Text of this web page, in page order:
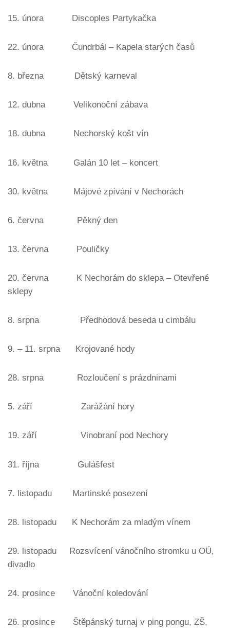
15. února Discoples Partykačka
22. února Čundrbál – Kapela starých časů
8. března Dětský karneval
12. dubna Velikonoční zábava
18. dubna Nechorský košt vín
16. května Galán 10 let – koncert
30. května Májové zpívání v Nechorách
6. června Pěkný den
13. června Pouličky
20. června K Nechorám do sklepa – Otevřené
sklepy
8. srpna Předhodová beseda u cimbálu
9. – 11. srpna Krojované hody
28. srpna Rozloučení s prázdninami
5. září Zarážání hory
19. září Vinobraní pod Nechory
31. října Gulášfest
7. listopadu Martinské posezení
28. listopadu K Nechorám za mladým vínem
29. listopadu Rozsvícení vánočního stromku u OÚ,
divadlo
24. prosince Vánoční koledování
26. prosince Štěpánský turnaj v ping pongu, ZŠ,